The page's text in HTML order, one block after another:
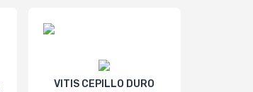
VITIS CEPILLO DURO